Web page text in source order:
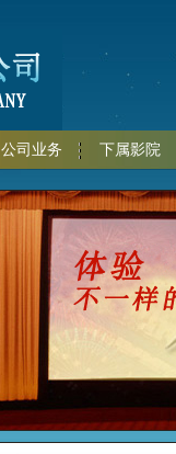
公司业务 下属影院